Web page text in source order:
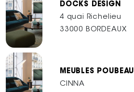
DOCKS DESIGN
4 quai Richelieu
33000 BORDEAUX
MEUBLES POUBEAU
CINNA